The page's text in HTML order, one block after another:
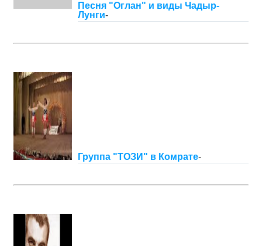
Песня "Оглан" и виды Чадыр-
Лунги-
Группа "ТОЗИ" в Комрате-